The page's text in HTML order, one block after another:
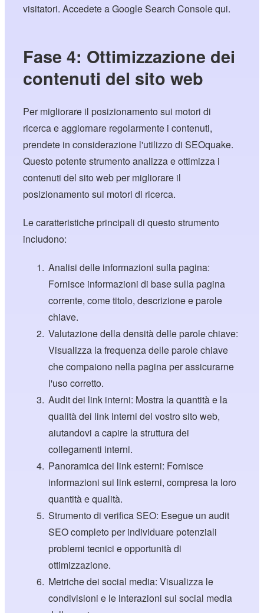
visitatori. Accedete a Google Search Console qui.
Fase 4: Ottimizzazione dei
contenuti del sito web
Per migliorare il posizionamento sui motori di
ricerca e aggiornare regolarmente i contenuti,
prendete in considerazione l'utilizzo di SEOquake.
Questo potente strumento analizza e ottimizza i
contenuti del sito web per migliorare il
posizionamento sui motori di ricerca.
Le caratteristiche principali di questo strumento
includono:
Analisi delle informazioni sulla pagina:
Fornisce informazioni di base sulla pagina
corrente, come titolo, descrizione e parole
chiave.
Valutazione della densità delle parole chiave:
Visualizza la frequenza delle parole chiave
che compaiono nella pagina per assicurarne
l'uso corretto.
Audit dei link interni: Mostra la quantità e la
qualità dei link interni del vostro sito web,
aiutandovi a capire la struttura dei
collegamenti interni.
Panoramica dei link esterni: Fornisce
informazioni sui link esterni, compresa la loro
quantità e qualità.
Strumento di verifica SEO: Esegue un audit
SEO completo per individuare potenziali
problemi tecnici e opportunità di
ottimizzazione.
Metriche dei social media: Visualizza le
condivisioni e le interazioni sui social media